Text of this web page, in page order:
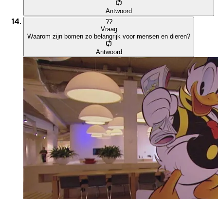
Antwoord
??
Vraag
Waarom zijn bomen zo belangrijk voor mensen en dieren?
Antwoord